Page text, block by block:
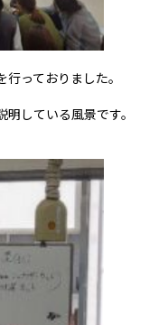
っておりました。
している風景です。